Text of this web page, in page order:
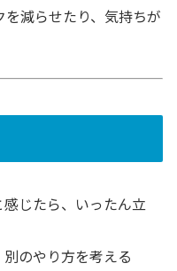
減らせたり、気持ちが
じたら、いったん立
のやり方を考える